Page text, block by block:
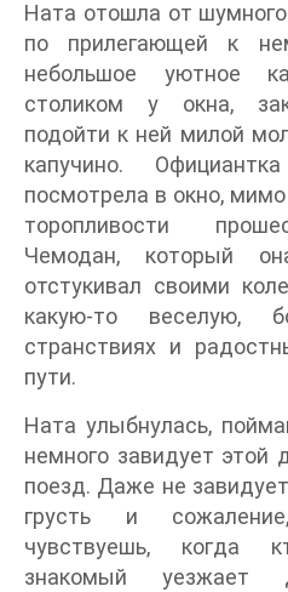
Ната отошла от шумного
по прилегающей к
небольшое уютное
столиком у окна,
подойти к ней милой
капучино.
посмотрела в окно,
торопливости
Чемодан, который
отстукивал своими
какую-то веселую,
странствиях и
пути.
Ната улыбнулась,
немного завидует этой
поезд. Даже не
грусть и
чувствуешь, когда
знакомый уезжает